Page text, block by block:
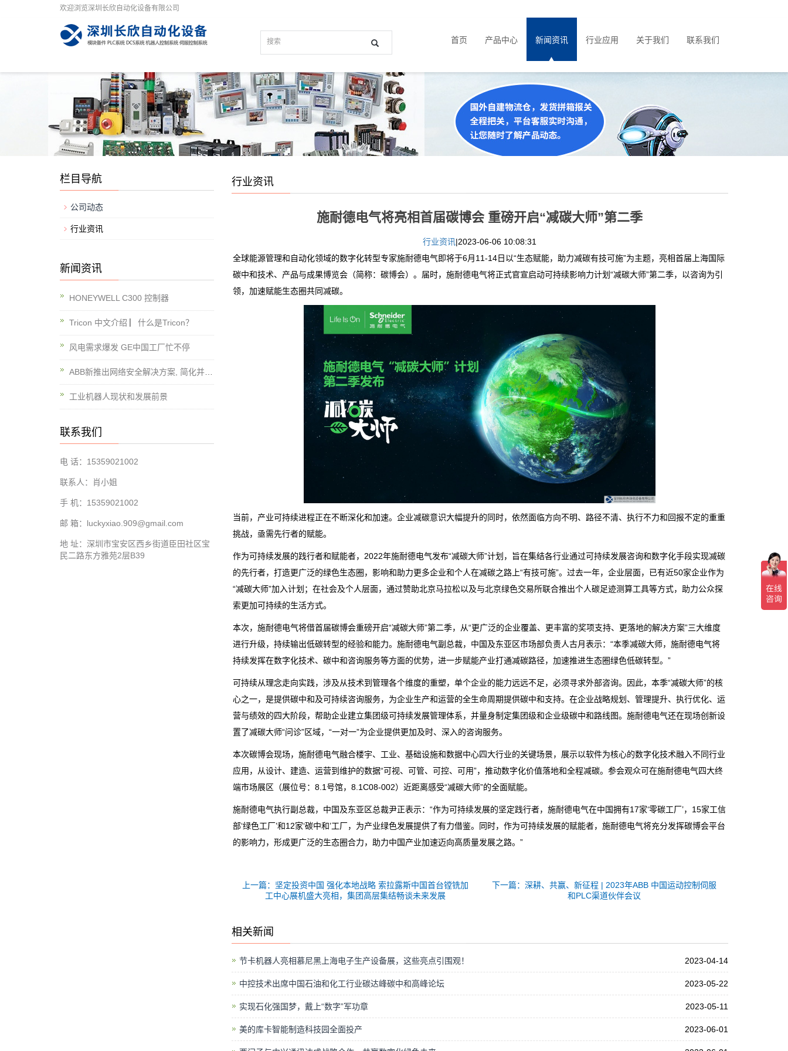
欢迎浏览深圳长欣自动化设备有限公司
首页 产品中心 新闻资讯 行业应用 关于我们 联系我们
行业资讯
施耐德电气将亮相首届碳博会 重磅开启“减碳大师”第二季
行业资讯|2023-06-06 10:08:31
全球能源管理和自动化领域的数字化转型专家施耐德电气即将于6月11-14日以“生态赋能，助力减碳有技可施”为主题，亮相首届上海国际
碳中和技术、产品与成果博览会（简称：碳博会）。届时，施耐德电气将正式官宣启动可持续影响力计划“减碳大师”第二季，以咨询为引
领，加速赋能生态圈共同减碳。
当前，产业可持续进程正在不断深化和加速。企业减碳意识大幅提升的同时，依然面临方向不明、路径不清、执行不力和回报不定的重重
挑战，亟需先行者的赋能。
作为可持续发展的践行者和赋能者，2022年施耐德电气发布“减碳大师”计划，旨在集结各行业通过可持续发展咨询和数字化手段实现减碳
的先行者，打造更广泛的绿色生态圈，影响和助力更多企业和个人在减碳之路上“有技可施”。过去一年，企业层面，已有近50家企业作为
“减碳大师”加入计划；在社会及个人层面，通过赞助北京马拉松以及与北京绿色交易所联合推出个人碳足迹测算工具等方式，助力公众探
索更加可持续的生活方式。
本次，施耐德电气将借首届碳博会重磅开启“减碳大师”第二季，从“更广泛的企业覆盖、更丰富的奖项支持、更落地的解决方案”三大维度
进行升级，持续输出低碳转型的经验和能力。施耐德电气副总裁，中国及东亚区市场部负责人古月表示：“本季减碳大师，施耐德电气将
持续发挥在数字化技术、碳中和咨询服务等方面的优势，进一步赋能产业打通减碳路径，加速推进生态圈绿色低碳转型。”
可持续从理念走向实践，涉及从技术到管理各个维度的重塑，单个企业的能力远远不足，必须寻求外部咨询。因此，本季“减碳大师”的核
心之一，是提供碳中和及可持续咨询服务，为企业生产和运营的全生命周期提供碳中和支持。在企业战略规划、管理提升、执行优化、运
营与绩效的四大阶段，帮助企业建立集团级可持续发展管理体系，并量身制定集团级和企业级碳中和路线图。施耐德电气还在现场创新设
置了减碳大师“问诊”区域，“一对一”为企业提供更加及时、深入的咨询服务。
本次碳博会现场，施耐德电气融合楼宇、工业、基础设施和数据中心四大行业的关键场景，展示以软件为核心的数字化技术融入不同行业
应用，从设计、建造、运营到维护的数据“可视、可管、可控、可用”，推动数字化价值落地和全程减碳。参会观众可在施耐德电气四大终
端市场展区（展位号：8.1号馆，8.1C08-002）近距离感受“减碳大师”的全面赋能。
施耐德电气执行副总裁，中国及东亚区总裁尹正表示：“作为可持续发展的坚定践行者，施耐德电气在中国拥有17家‘零碳工厂’，15家工信
部‘绿色工厂’和12家‘碳中和’工厂，为产业绿色发展提供了有力借鉴。同时，作为可持续发展的赋能者，施耐德电气将充分发挥碳博会平台
的影响力，形成更广泛的生态圈合力，助力中国产业加速迈向高质量发展之路。”
上一篇：坚定投资中国 强化本地战略 索拉露斯中国首台镗铣加
工中心展机盛大亮相，集团高层集结畅谈未来发展
下一篇：深耕、共赢、新征程 | 2023年ABB 中国运动控制伺服
和PLC渠道伙伴会议
相关新闻
节卡机器人亮相慕尼黑上海电子生产设备展，这些亮点引围观！ 2023-04-14
中控技术出席中国石油和化工行业碳达峰碳中和高峰论坛 2023-05-22
实现石化强国梦，戴上“数字”军功章 2023-05-11
美的库卡智能制造科技园全面投产 2023-06-01
栏目导航
公司动态
行业资讯
新闻资讯
HONEYWELL C300 控制器
Tricon 中文介绍 ▏什么是Tricon？
风电需求爆发 GE中国工厂忙不停
工业机器人现状和发展前景
联系我们
电 话：15359021002
联系人：肖小姐
手 机：15359021002
邮 箱：luckyxiao.909@gmail.com
地 址：深圳市宝安区西乡街道臣田社区宝
民二路东方雅苑2层B39